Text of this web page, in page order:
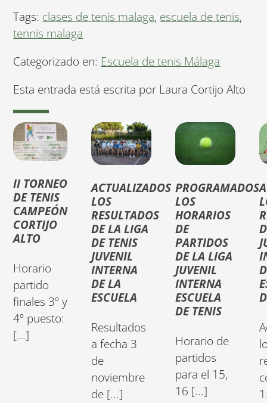
Tags: clases de tenis malaga, escuela de tenis,
tennis malaga
Categorizado en: Escuela de tenis Málaga
Esta entrada está escrita por Laura Cortijo Alto
II TORNEO
DE TENIS
CAMPEÓN
CORTIJO
ALTO
Horario
partido
finales 3º y
4º puesto:
[...]
ACTUALIZADOS
LOS
RESULTADOS
DE LA LIGA
DE TENIS
JUVENIL
INTERNA
DE LA
ESCUELA
Resultados
a fecha 3
de
noviembre
de [...]
PROGRAMADOS
LOS
HORARIOS
DE
PARTIDOS
DE LA LIGA
JUVENIL
INTERNA
ESCUELA
DE TENIS
Horario de
partidos
para el 15,
16 [...]